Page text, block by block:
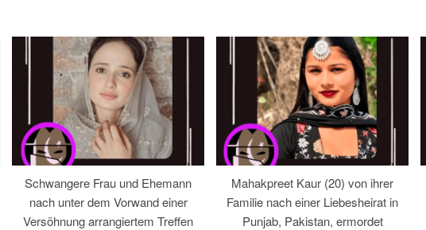
Schwangere Frau und Ehemann
nach unter dem Vorwand einer
Versöhnung arrangiertem Treffen
Mahakpreet Kaur (20) von ihrer
Familie nach einer Liebesheirat in
Punjab, Pakistan, ermordet